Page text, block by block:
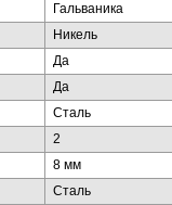
Гальваника
Никель
Да
Да
Сталь
2
8 мм
Сталь